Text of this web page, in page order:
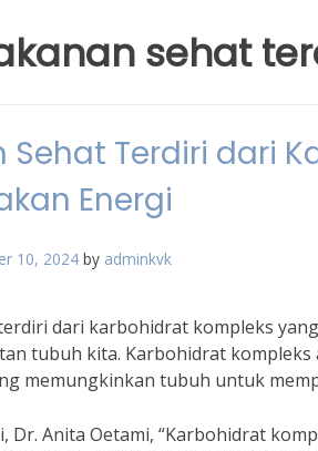
sehat
Sehat Terdiri dari
Energi
10, 2024 by adminkvk
dari karbohidrat kompleks
tubuh kita. Karbohidrat
memungkinkan tubuh untuk
Dr. Anita Oetami, “Karbohidrat